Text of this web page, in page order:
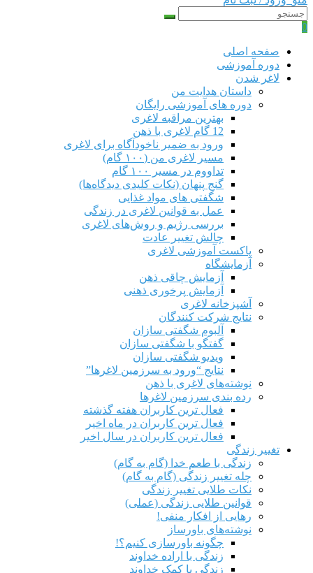
0
صفحه اصلی
دوره‌ آموزشی
لاغر شدن
داستان هدایت من
دوره های آموزشی رایگان
بهترین مراقبه لاغری
12 گام لاغری با ذهن
ورود به ضمیر ناخودآگاه برای لاغری
مسیر لاغری من (۱۰۰ گام)
تداووم در مسیر ۱۰۰ گام
گنج پنهان (نکات کلیدی دیدگاه‌ها)
شگفتی های مواد غذایی
عمل به قوانین لاغری در زندگی
بررسی رژیم‌ و روش‌های لاغری
چالش تغییر عادت
پاکست آموزشی لاغری
آزمایشگاه
آزمایش چاقی ذهن
آزمایش پرخوری ذهنی
آشپزخانه لاغری
نتایج شرکت کنندگان
آلبوم شگفتی سازان
گفتگو با شگفتی سازان
ویدیو شگفتی سازان
نتایج “ورود به سرزمین لاغرها”
نوشته‌های لاغری با ذهن
رده بندی سرزمین لاغرها
فعال ترین کاربران هفته گذشته
فعال ترین کاربران در ماه اخیر
فعال ترین کاربران در سال اخیر
تغییر زندگی
زندگی با طعم خدا (گام به گام)
چله تغییر زندگی (گام به گام)
نکات طلایی تغییر زندگی
قوانین طلایی زندگی (عملی)
رهایی از افکار منفی!
نوشته‌های باورساز
چگونه باورسازی کنیم؟!
زندگی با اراده خداوند
زندگی با کمک خداوند